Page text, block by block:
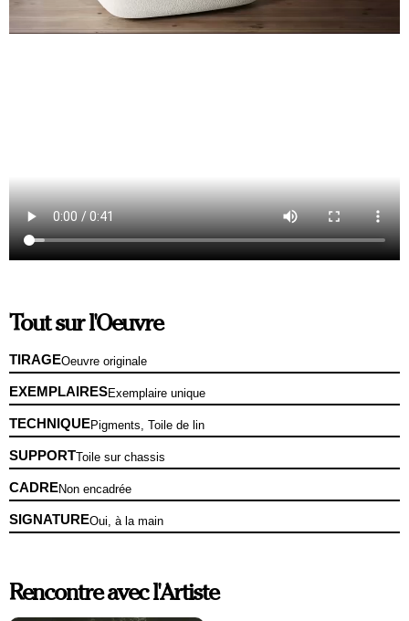
Tout sur l'Oeuvre
TIRAGEOeuvre originale
EXEMPLAIRESExemplaire unique
TECHNIQUEPigments, Toile de lin
SUPPORTToile sur chassis
CADRENon encadrée
SIGNATUREOui, à la main
Rencontre avec l'Artiste